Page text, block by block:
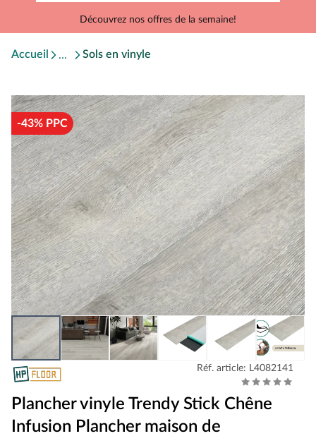
Découvrez nos offres de la semaine!
Accueil Sols en vinyle
-43% PPC
Réf. article: L4082141
Plancher vinyle Trendy Stick Chêne
Infusion Plancher maison de